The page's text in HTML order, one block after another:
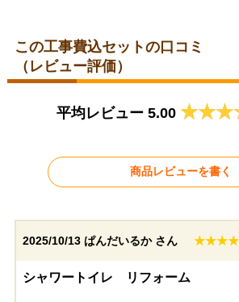
福岡県久留米市
2026年7月8日
この工事費込セットの口コミ
（レビュー評価）
平均レビュー 5.00
商品レビューを書く
2025/10/13 ぱんだいるか さん
シャワートイレ リフォーム